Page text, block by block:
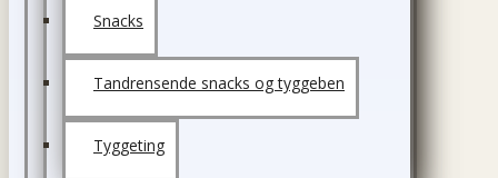
Snacks
Tandrensende snacks og tyggeben
Tyggeting